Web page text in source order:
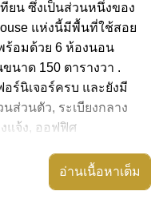
ยน ซึ่งเป็นส่วนหนึ่งของ
แห่งนี้มีพื้นที่ใช้สอย
ร้อมด้วย 6 ห้องนอน
นาด 150 ตารางวา .
ร์นิเจอร์ครบ และยังมี
ส่วนตัว, ระเบียงกลาง
แจ้ง, ออฟฟิศ
ว่ายน้ำ ส่วนตัว ได้
ยาวในราคา ฿ 90,000
อ่านเนื้อหาเต็ม